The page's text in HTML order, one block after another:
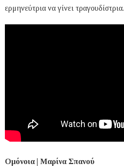
ερμηνεύτρια να γίνει τραγουδίστρια.
Ομόνοια | Μαρίνα Σπανού